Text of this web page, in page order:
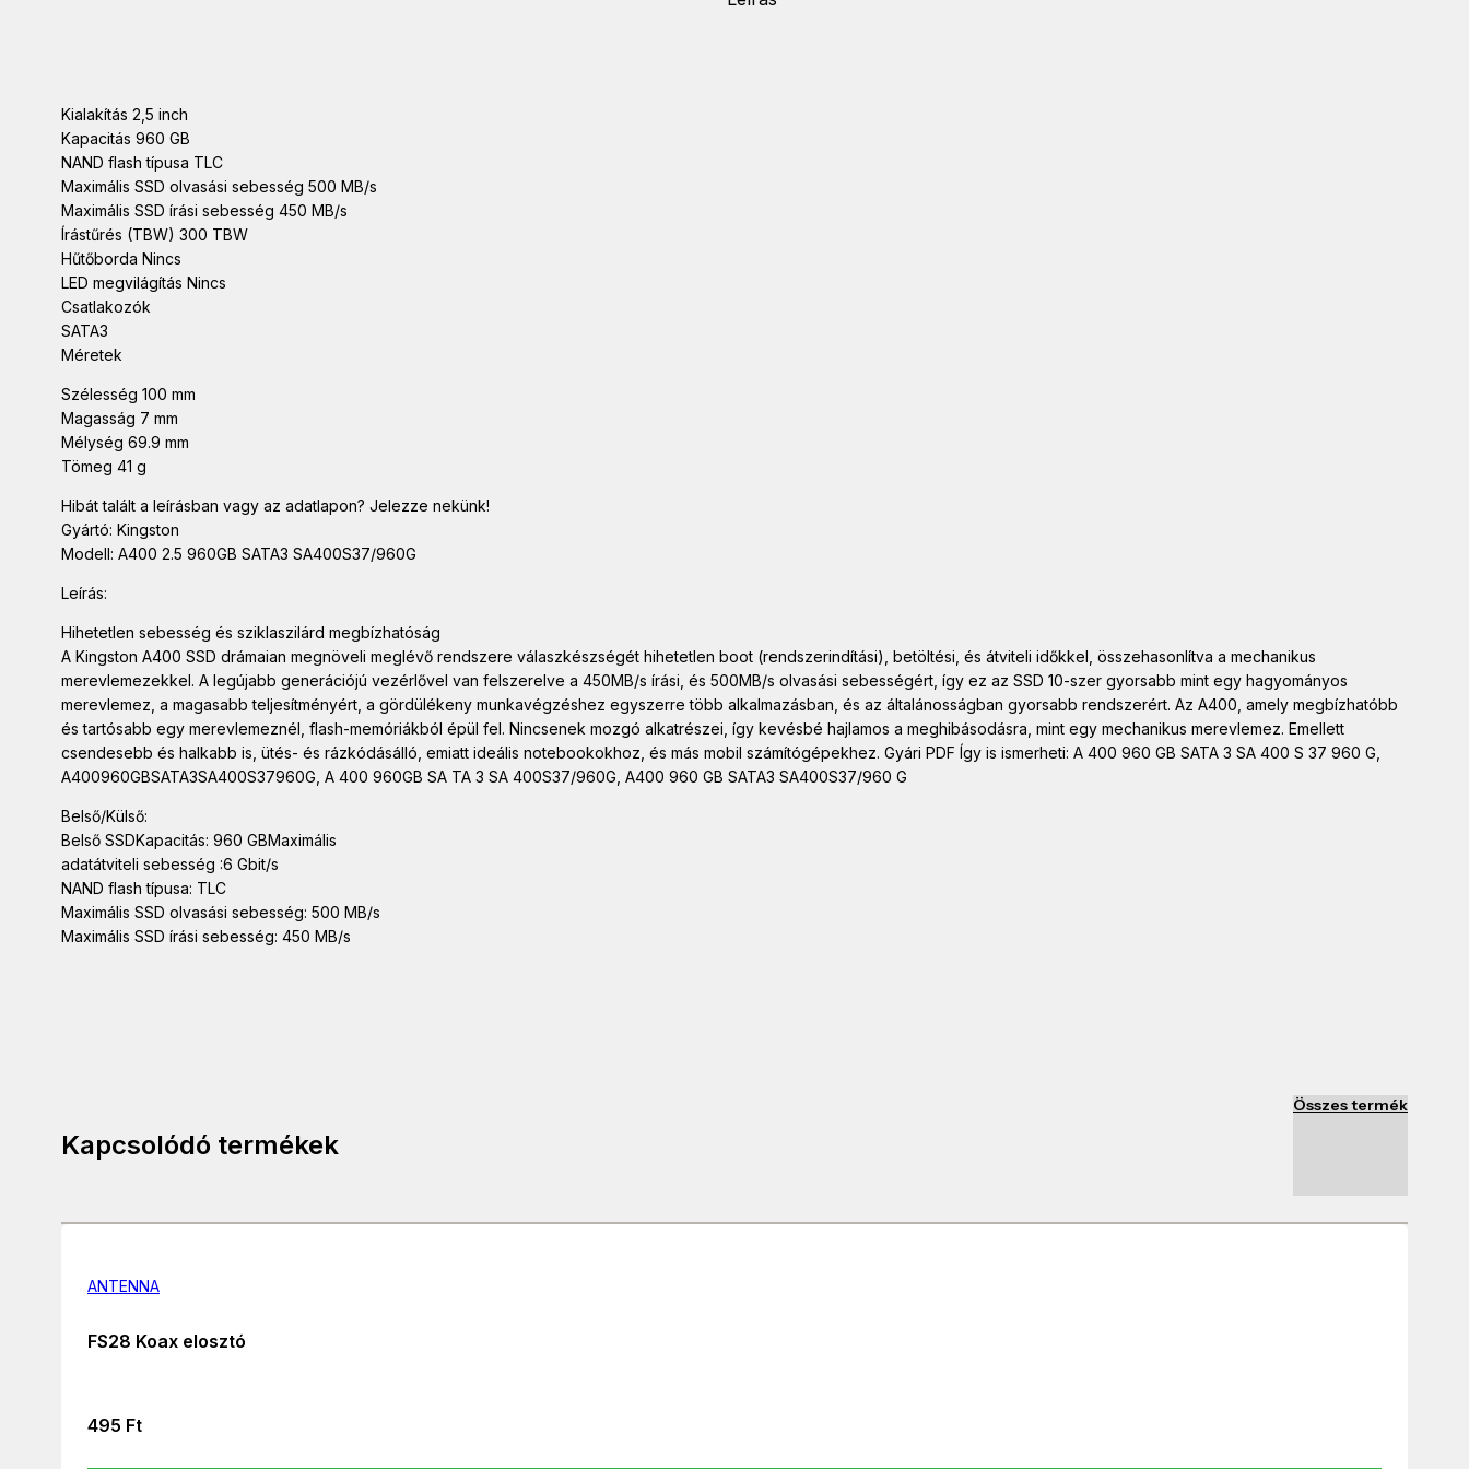
Kialakítás 2,5 inch
Kapacitás 960 GB
NAND flash típusa TLC
Maximális SSD olvasási sebesség 500 MB/s
Maximális SSD írási sebesség 450 MB/s
Írástűrés (TBW) 300 TBW
Hűtőborda Nincs
LED megvilágítás Nincs
Csatlakozók
SATA3
Méretek
Szélesség 100 mm
Magasság 7 mm
Mélység 69.9 mm
Tömeg 41 g
Hibát talált a leírásban vagy az adatlapon? Jelezze nekünk!
Gyártó: Kingston
Modell: A400 2.5 960GB SATA3 SA400S37/960G
Leírás:
Hihetetlen sebesség és sziklaszilárd megbízhatóság
A Kingston A400 SSD drámaian megnöveli meglévő rendszere válaszkészségét hihetetlen boot (rendszerindítási), betöltési, és átviteli időkkel, összehasonlítva a mechanikus
merevlemezekkel. A legújabb generációjú vezérlővel van felszerelve a 450MB/s írási, és 500MB/s olvasási sebességért, így ez az SSD 10-szer gyorsabb mint egy hagyományos
merevlemez, a magasabb teljesítményért, a gördülékeny munkavégzéshez egyszerre több alkalmazásban, és az általánosságban gyorsabb rendszerért. Az A400, amely megbízhatóbb
és tartósabb egy merevlemeznél, flash-memóriákból épül fel. Nincsenek mozgó alkatrészei, így kevésbé hajlamos a meghibásodásra, mint egy mechanikus merevlemez. Emellett
csendesebb és halkabb is, ütés- és rázkódásálló, emiatt ideális notebookokhoz, és más mobil számítógépekhez. Gyári PDF Így is ismerheti: A 400 960 GB SATA 3 SA 400 S 37 960 G,
A400960GBSATA3SA400S37960G, A 400 960GB SA TA 3 SA 400S37/960G, A400 960 GB SATA3 SA400S37/960 G
Belső/Külső:
Belső SSDKapacitás: 960 GBMaximális
adatátviteli sebesség :6 Gbit/s
NAND flash típusa: TLC
Maximális SSD olvasási sebesség: 500 MB/s
Maximális SSD írási sebesség: 450 MB/s
Kapcsolódó termékek
Összes termék
ANTENNA
FS28 Koax elosztó
495 Ft